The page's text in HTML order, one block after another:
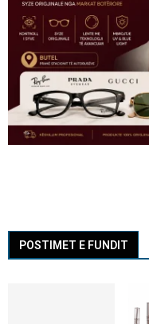
POSTIMET E FUNDIT